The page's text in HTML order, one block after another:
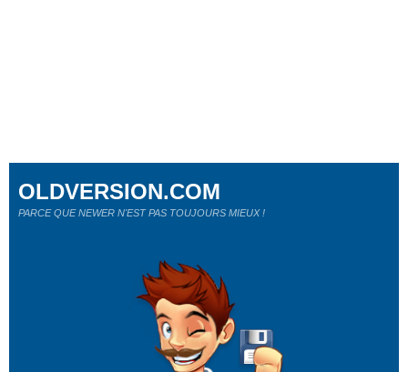
OLDVERSION.COM
PARCE QUE NEWER N'EST PAS TOUJOURS MIEUX !